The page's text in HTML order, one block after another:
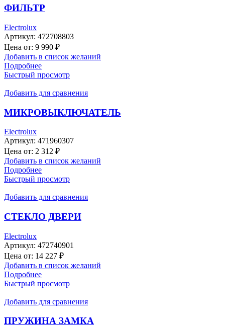
ФИЛЬТР
Electrolux
Артикул: 472708803
Цена от: 9 990 ₽
Добавить в список желаний
Подробнее
Быстрый просмотр
Добавить для сравнения
МИКРОВЫКЛЮЧАТЕЛЬ
Electrolux
Артикул: 471960307
Цена от: 2 312 ₽
Добавить в список желаний
Подробнее
Быстрый просмотр
Добавить для сравнения
СТЕКЛО ДВЕРИ
Electrolux
Артикул: 472740901
Цена от: 14 227 ₽
Добавить в список желаний
Подробнее
Быстрый просмотр
Добавить для сравнения
ПРУЖИНА ЗАМКА